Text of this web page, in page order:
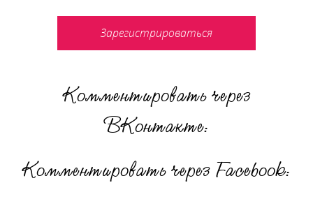
Зарегистрироваться
Комментировать через
ВКонтакте:
Комментировать через Facebook: